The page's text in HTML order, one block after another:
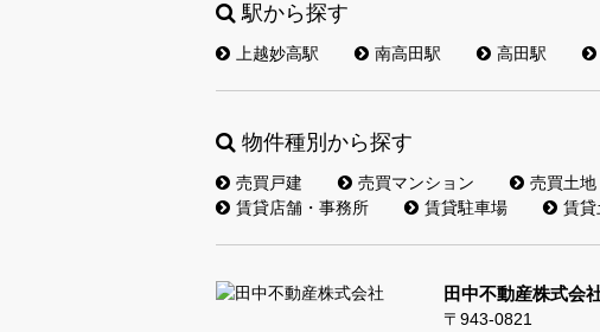
駅から探す
上越妙高駅 南高田駅 高田駅
物件種別から探す
売買戸建 売買マンション 売買土地
賃貸店舗・事務所
賃貸駐車場 賃貸
田中不動産株式会
〒943-0821